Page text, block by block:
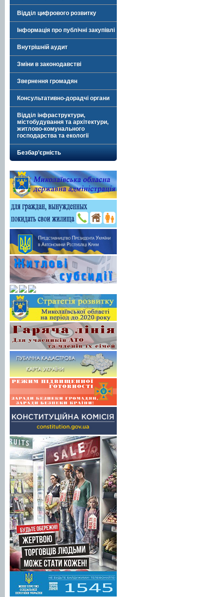
Відділ цифрового розвитку
Інформація про публічні закупівлі
Внутрішній аудит
Зміни в законодавстві
Звернення громадян
Консультативно-дорадчі органи
Відділ інфраструктури,
містобудування та архітектури,
житлово-комунального
господарства та екології
Безбар’єрність